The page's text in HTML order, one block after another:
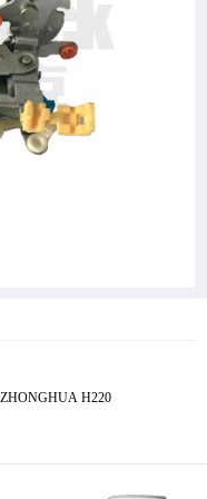
ZHONGHUA H220